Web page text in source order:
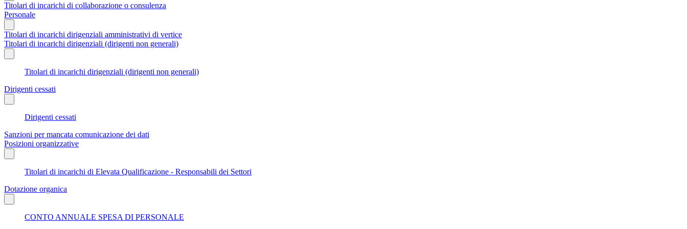
Titolari di incarichi di collaborazione o consulenza
Personale
Titolari di incarichi dirigenziali amministrativi di vertice
Titolari di incarichi dirigenziali (dirigenti non generali)
Titolari di incarichi dirigenziali (dirigenti non generali)
Dirigenti cessati
Dirigenti cessati
Sanzioni per mancata comunicazione dei dati
Posizioni organizzative
Titolari di incarichi di Elevata Qualificazione - Responsabili dei Settori
Dotazione organica
CONTO ANNUALE SPESA DI PERSONALE